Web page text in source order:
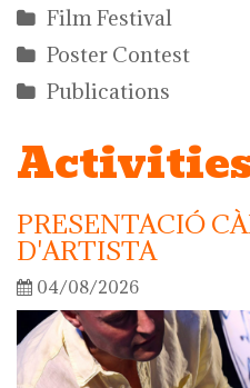
Film Festival
Poster Contest
Publications
PRESENTACIÓ
D'ARTISTA
04/08/2026